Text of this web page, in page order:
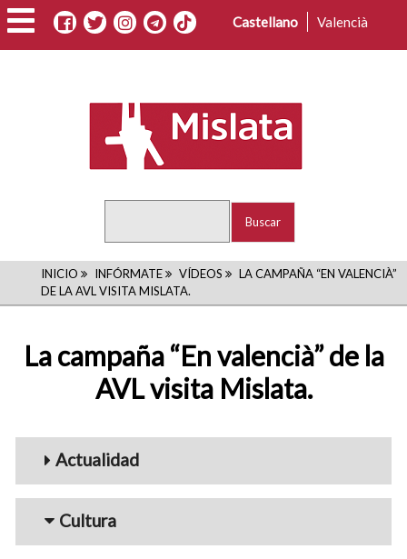
Pasar
al
contenido
Castellano Valencià
RUTA
DE
NAVEGACIÓN
INICIO INFÓRMATE VÍDEOS
LA CAMPAÑA “EN VALENCIÀ”
DE LA AVL VISITA MISLATA.
La campaña “En valencià” de la
AVL visita Mislata.
Menu_Videos
Actualidad
Cultura